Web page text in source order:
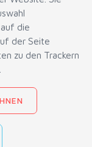
die
der Seite
zu den Trackern